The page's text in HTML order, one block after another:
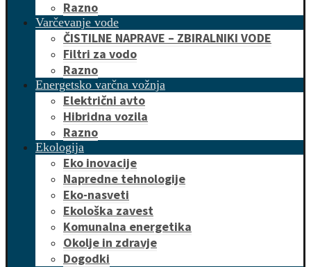
Razno
Varčevanje vode
ČISTILNE NAPRAVE – ZBIRALNIKI VODE
Filtri za vodo
Razno
Energetsko varčna vožnja
Električni avto
Hibridna vozila
Razno
Ekologija
Eko inovacije
Napredne tehnologije
Eko-nasveti
Ekološka zavest
Komunalna energetika
Okolje in zdravje
Dogodki